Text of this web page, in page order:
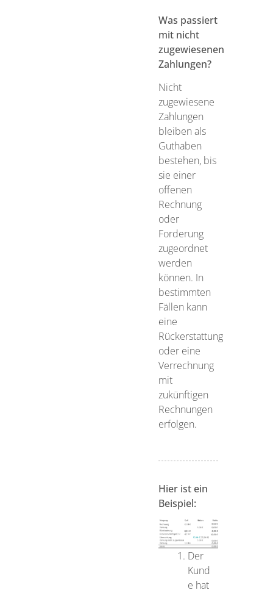
Was passiert
mit nicht
zugewiesenen
Zahlungen?
Nicht
zugewiesene
Zahlungen
bleiben als
Guthaben
bestehen, bis
sie einer
offenen
Rechnung
oder
Forderung
zugeordnet
werden
können. In
bestimmten
Fällen kann
eine
Rückerstattung
oder eine
Verrechnung
mit
zukünftigen
Rechnungen
erfolgen.
Hier ist ein
Beispiel:
Der
Kund
e hat